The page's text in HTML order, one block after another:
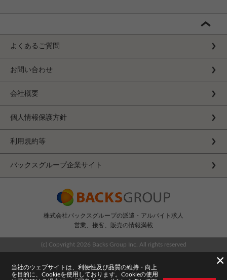
よくあるご質問
お問い合わせ
会社概要
個人情報保護方針
利用規約等
バックスグループ企業サイト
株式会社バックスグループの派遣・アルバイト求人
営業、接客、販売の情報満載
(c) Copyright 2026 Backs Group Inc. All rights reserved
×
当社のウェブサイトは、利便性及び品質の維持・向上
を目的に、Cookieを使用しております。Cookieの使用